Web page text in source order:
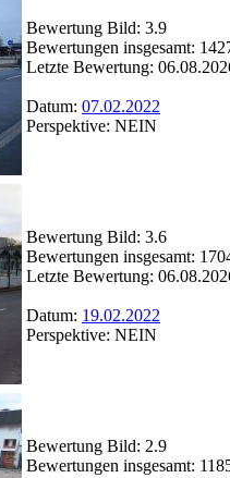
Bewertung Bild: 3.9
Bewertungen insgesamt:
Letzte Bewertung:
Datum: 07.02.2022
Perspektive: NEIN
Bewertung Bild: 3.6
Bewertungen insgesamt:
Letzte Bewertung:
Datum: 19.02.2022
Perspektive: NEIN
Bewertung Bild: 2.9
Bewertungen insgesamt: